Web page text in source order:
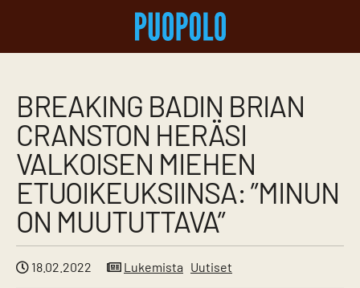
BREAKING BADIN BRIAN
CRANSTON HERÄSI
VALKOISEN MIEHEN
ETUOIKEUKSIINSA: ”MINUN
ON MUUTUTTAVA”
18.02.2022 Lukemista Uutiset